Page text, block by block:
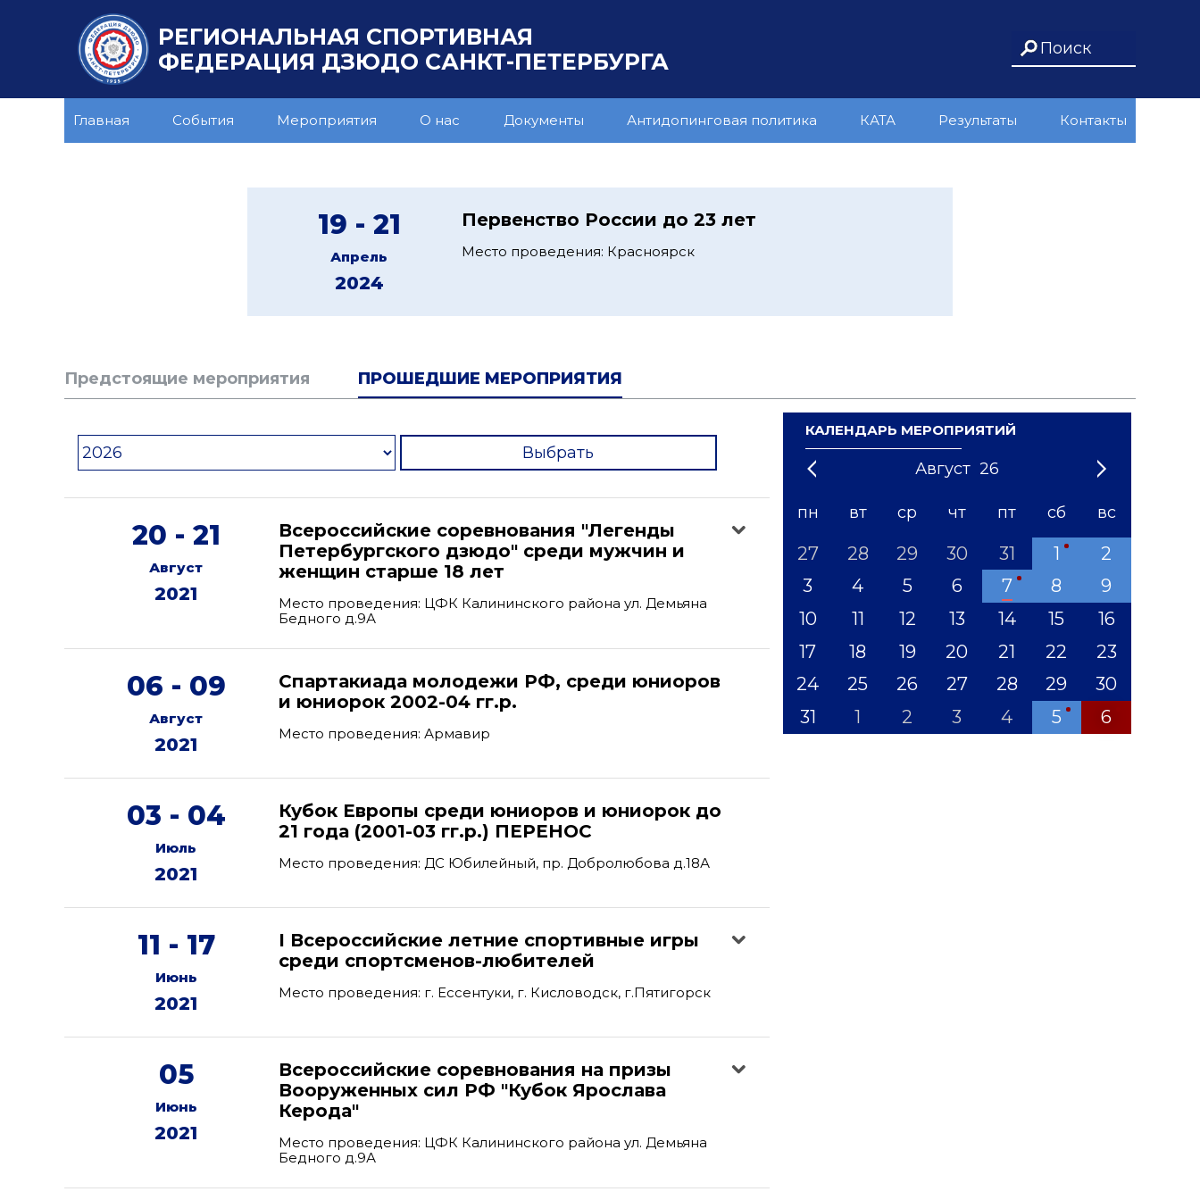
РЕГИОНАЛЬНАЯ СПОРТИВНАЯ
ФЕДЕРАЦИЯ ДЗЮДО САНКТ-ПЕТЕРБУРГА
Главная События Мероприятия О нас Документы Антидопинговая политика КАТА Результаты Контакты
19 - 21
Апрель
2024
Первенство России до 23 лет
Место проведения: Красноярск
Предстоящие мероприятия ПРОШЕДШИЕ МЕРОПРИЯТИЯ
Выбрать
20 - 21
Август
2021
Всероссийские соревнования "Легенды
Петербургского дзюдо" среди мужчин и
женщин старше 18 лет
Место проведения: ЦФК Калининского района ул. Демьяна
Бедного д.9А
06 - 09
Август
2021
Спартакиада молодежи РФ, среди юниоров
и юниорок 2002-04 гг.р.
Место проведения: Армавир
03 - 04
Июль
2021
Кубок Европы среди юниоров и юниорок до
21 года (2001-03 гг.р.) ПЕРЕНОС
Место проведения: ДС Юбилейный, пр. Добролюбова д.18А
11 - 17
Июнь
2021
I Всероссийские летние спортивные игры
среди спортсменов-любителей
Место проведения: г. Ессентуки, г. Кисловодск, г.Пятигорск
05
Июнь
2021
Всероссийские соревнования на призы
Вооруженных сил РФ "Кубок Ярослава
Керода"
Место проведения: ЦФК Калининского района ул. Демьяна
Бедного д.9А
КАЛЕНДАРЬ МЕРОПРИЯТИЙ
Август 26
1 3 5 8 10 12
'21 '23 '24 '25 '26 '27 '28 '29 '31
пн вт ср чт пт сб вс
27 28 29 30 31 1
2
3
4 5 6 7 8
9
10
11 12 13 14 15
16
17
18 19 20 21 22
23
24
25 26 27 28 29
30
31
1 2 3 4 5 6